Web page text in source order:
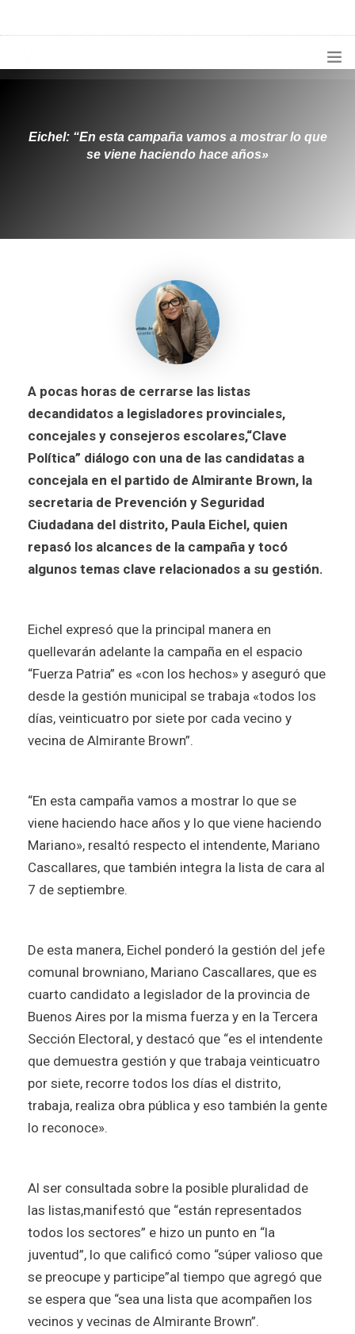
¿QUIÉNES SOMOS?
Eichel: “En esta campaña vamos a mostrar lo que
se viene haciendo hace años»
A pocas horas de cerrarse las listas
decandidatos a legisladores provinciales,
concejales y consejeros escolares,“Clave
Política” diálogo con una de las candidatas a
concejala en el partido de Almirante Brown, la
secretaria de Prevención y Seguridad
Ciudadana del distrito, Paula Eichel, quien
repasó los alcances de la campaña y tocó
algunos temas clave relacionados a su gestión.
Eichel expresó que la principal manera en
quellevarán adelante la campaña en el espacio
“Fuerza Patria” es «con los hechos» y aseguró que
desde la gestión municipal se trabaja «todos los
días, veinticuatro por siete por cada vecino y
vecina de Almirante Brown”.
“En esta campaña vamos a mostrar lo que se
viene haciendo hace años y lo que viene haciendo
Mariano», resaltó respecto el intendente, Mariano
Cascallares, que también integra la lista de cara al
7 de septiembre.
De esta manera, Eichel ponderó la gestión del jefe
comunal browniano, Mariano Cascallares, que es
cuarto candidato a legislador de la provincia de
Buenos Aires por la misma fuerza y en la Tercera
Sección Electoral, y destacó que “es el intendente
que demuestra gestión y que trabaja veinticuatro
por siete, recorre todos los días el distrito,
trabaja, realiza obra pública y eso también la gente
lo reconoce».
Al ser consultada sobre la posible pluralidad de
las listas,manifestó que “están representados
todos los sectores” e hizo un punto en “la
juventud”, lo que calificó como “súper valioso que
se preocupe y participe”al tiempo que agregó que
se espera que “sea una lista que acompañen los
vecinos y vecinas de Almirante Brown”.